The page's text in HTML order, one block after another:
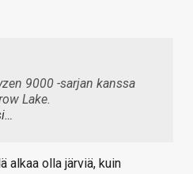
9000 -sarjan kanssa
Lake.
alkaa olla järviä, kuin